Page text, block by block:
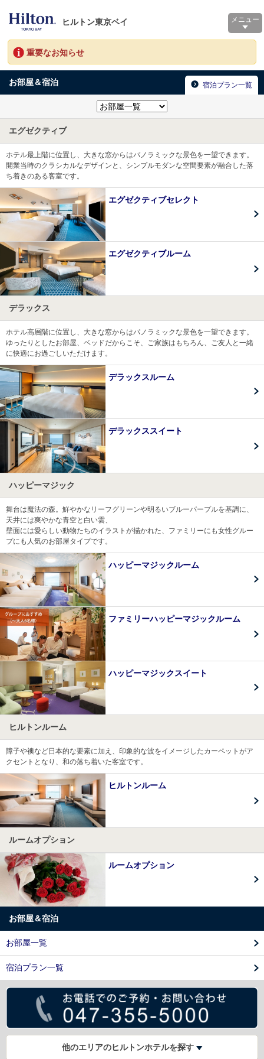
ヒルトン東京ベイ メニュー
重要なお知らせ
お部屋＆宿泊 宿泊プラン一覧
エグゼクティブ
ホテル最上階に位置し、大きな窓からはパノラミックな景色を一望できます。
開業当時のクラシカルなデザインと、シンプルモダンな空間要素が融合した落
ち着きのある客室です。
エグゼクティブセレクト
エグゼクティブルーム
デラックス
ホテル高層階に位置し、大きな窓からはパノラミックな景色を一望できます。
ゆったりとしたお部屋、ベッドだからこそ、ご家族はもちろん、ご友人と一緒
に快適にお過ごしいただけます。
デラックスルーム
デラックススイート
ハッピーマジック
舞台は魔法の森。鮮やかなリーフグリーンや明るいブルーパープルを基調に、
天井には爽やかな青空と白い雲、
壁面には愛らしい動物たちのイラストが描かれた、ファミリーにも女性グルー
プにも人気のお部屋タイプです。
ハッピーマジックルーム
ファミリーハッピーマジックルーム
ハッピーマジックスイート
ヒルトンルーム
障子や襖など日本的な要素に加え、印象的な波をイメージしたカーペットがア
クセントとなり、和の落ち着いた客室です。
ヒルトンルーム
ルームオプション
ルームオプション
お部屋＆宿泊
お部屋一覧
宿泊プラン一覧
他のエリアのヒルトンホテルを探す